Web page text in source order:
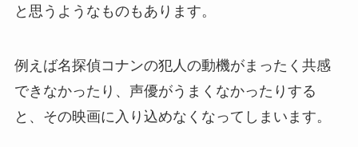
と思うようなものもあります。
例えば名探偵コナンの犯人の動機がまったく共感
できなかったり、声優がうまくなかったりする
と、その映画に入り込めなくなってしまいます。